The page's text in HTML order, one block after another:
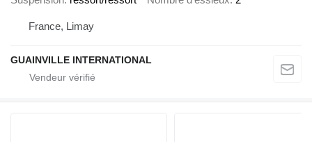
France, Limay
GUAINVILLE INTERNATIONAL